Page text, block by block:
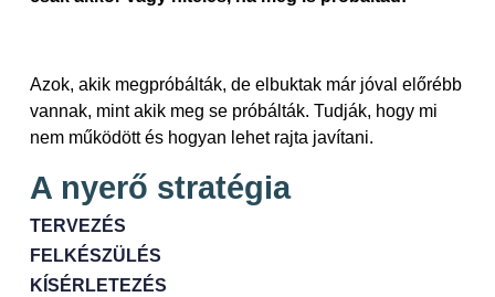
Azok, akik megpróbálták, de elbuktak már jóval előrébb
vannak, mint akik meg se próbálták. Tudják, hogy mi
nem működött és hogyan lehet rajta javítani.
A nyerő stratégia
TERVEZÉS
FELKÉSZÜLÉS
KÍSÉRLETEZÉS